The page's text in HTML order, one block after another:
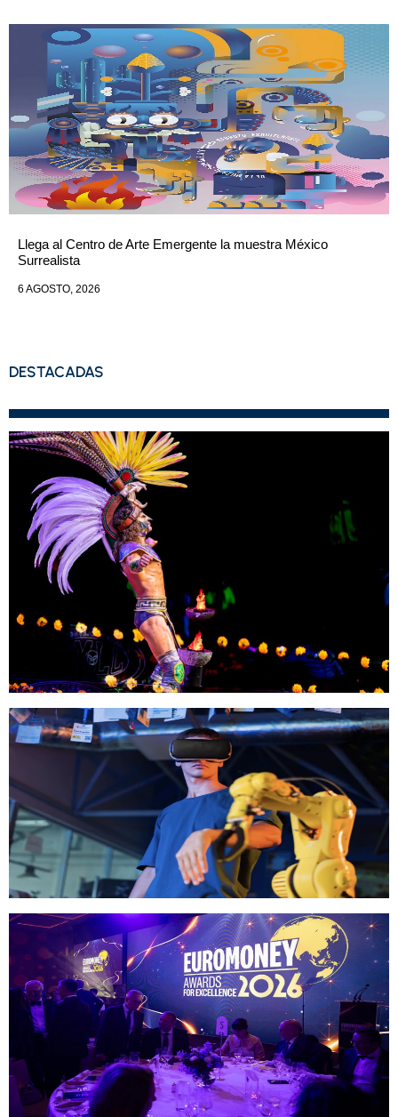
Llega al Centro de Arte Emergente la muestra México
Surrealista
6 AGOSTO, 2026
DESTACADAS